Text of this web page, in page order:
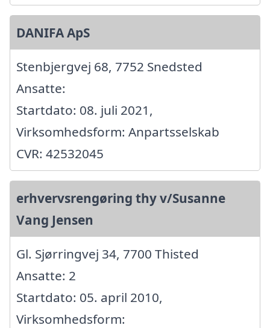
DANIFA ApS
Stenbjergvej 68, 7752 Snedsted
Ansatte:
Startdato: 08. juli 2021,
Virksomhedsform: Anpartsselskab
CVR: 42532045
erhvervsrengøring thy v/Susanne
Vang Jensen
Gl. Sjørringvej 34, 7700 Thisted
Ansatte: 2
Startdato: 05. april 2010,
Virksomhedsform: